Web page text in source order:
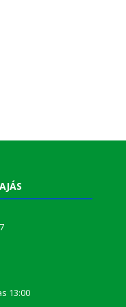
13:00